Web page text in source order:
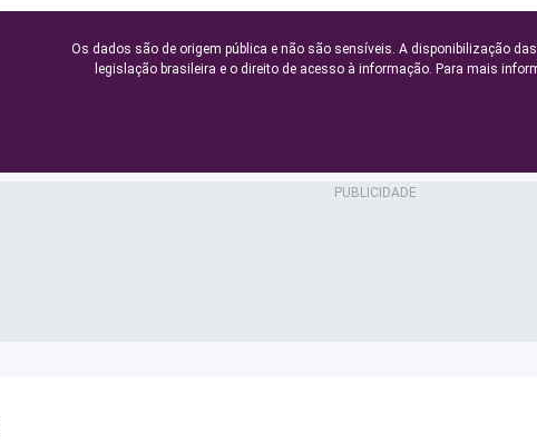
Os dados são de origem pública e não são sensíveis. A disponibilização
legislação brasileira e o direito de acesso à informação. Para mais